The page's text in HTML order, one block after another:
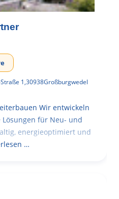
1,30938Großburgwedel
Wir entwickeln
für Neu- und
energieoptimiert und
…